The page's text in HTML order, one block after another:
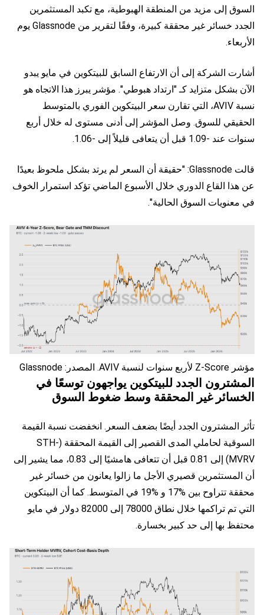
السوق إلى مزيد من المنطقة الهبوطية، مع تكبد المستثمرين
الجدد خسائر غير محققة كبيرة، وفقًا لتقرير من Glassnode يوم
الأربعاء.
أشارت الشركة إلى أن الارتفاع السابق للبيتكوين في مايو يبدو
الآن بشكل متزايد كـ "ارتداد هبوطي". مؤشر يبرز هذا الاتجاه هو
نسبة AVIV، التي تقارن سعر البيتكوين الفوري بالمتوسط
الحقيقي للسوق. وصل المؤشر إلى أدنى مستوى له خلال أربع
سنوات عند -1.09 قبل أن يتعافى قليلاً إلى -1.06.
قالت Glassnode: "حقيقة أن السعر لم يرتد بشكل ملحوظ بعيدًا
عن هذا القاع الدوري خلال الأسبوع الماضي تؤكد استمرار الخوف
في معنويات السوق الحالية".
مؤشر Z-Score لأربع سنوات لنسبة AVIV. المصدر: Glassnode
المشترون الجدد للبيتكوين يواجهون توسعًا في
الخسائر غير المحققة وسط ضغوط السوق
تأثر المشترون الجدد أيضًا بضعف السعر. انخفضت نسبة القيمة
السوقية لحاملي المدى القصير إلى القيمة المحققة (STH-
MVRV) إلى 0.81 قبل أن تتعافى هامشيًا إلى 0.83، مما يشير إلى
أن المستثمرين قصيري الأجل ما زالوا يعانون من خسائر غير
محققة تتراوح بين %17 و %19 في المتوسط. كما أن البيتكوين
التي تم تراكمها خلال نطاق 78000 إلى 82000 دولار في مايو
محتفظ بها إلى حد كبير بخسارة.